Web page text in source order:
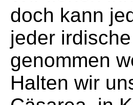
doch kann
jeder
genommen
Halten wir